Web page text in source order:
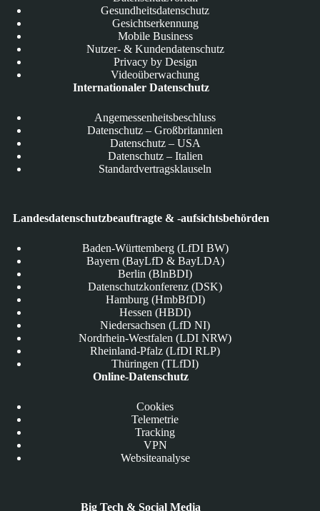
Gesundheitsdatenschutz
Gesichtserkennung
Mobile Business
Nutzer- & Kundendatenschutz
Privacy by Design
Videoüberwachung
Internationaler Datenschutz
Angemessenheitsbeschluss
Datenschutz – Großbritannien
Datenschutz – USA
Datenschutz – Italien
Standardvertragsklauseln
Landesdatenschutzbeauftragte & -aufsichtsbehörden
Baden-Württemberg (LfDI BW)
Bayern (BayLfD & BayLDA)
Berlin (BlnBDI)
Datenschutzkonferenz (DSK)
Hamburg (HmbBfDI)
Hessen (HBDI)
Niedersachsen (LfD NI)
Nordrhein-Westfalen (LDI NRW)
Rheinland-Pfalz (LfDI RLP)
Thüringen (TLfDI)
Online-Datenschutz
Cookies
Telemetrie
Tracking
VPN
Websiteanalyse
Big Tech & Social Media